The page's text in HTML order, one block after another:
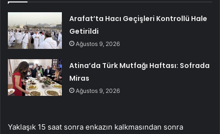
Arafat’ta Hacı Geçişleri Kontrollü Hale
Getirildi
Ağustos 9, 2026
Atina’da Türk Mutfağı Haftası: Sofrada
Miras
Ağustos 9, 2026
Yaklaşık 15 saat sonra enkazın kalkmasından sonra